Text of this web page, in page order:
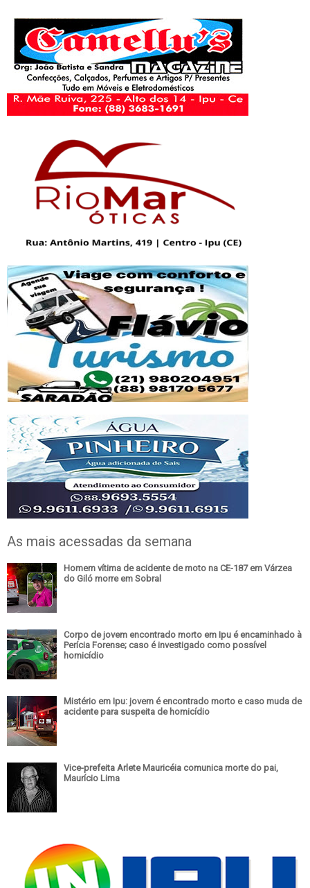
As mais acessadas da semana
Homem vítima de acidente de moto na CE-187 em Várzea
do Giló morre em Sobral
Corpo de jovem encontrado morto em Ipu é encaminhado à
Perícia Forense; caso é investigado como possível
homicídio
Mistério em Ipu: jovem é encontrado morto e caso muda de
acidente para suspeita de homicídio
Vice-prefeita Arlete Mauricéia comunica morte do pai,
Maurício Lima